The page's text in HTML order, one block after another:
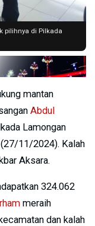
pilihnya di Pilkada
mantan
Abdul
Lamongan
11/2024). Kalah
Aksara.
324.062
meraih
dan kalah